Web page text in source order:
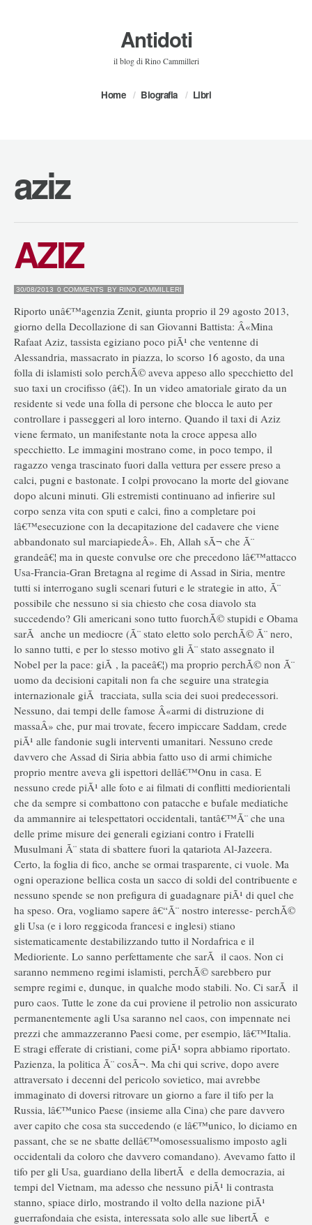
Antidoti
il blog di Rino Cammilleri
Home Biografia Libri
aziz
AZIZ
30/08/2013 0 COMMENTS BY RINO.CAMMILLERI
Riporto unâ€™agenzia Zenit, giunta proprio il 29 agosto 2013,
giorno della Decollazione di san Giovanni Battista: Â«Mina
Rafaat Aziz, tassista egiziano poco piÃ¹ che ventenne di
Alessandria, massacrato in piazza, lo scorso 16 agosto, da una
folla di islamisti solo perchÃ© aveva appeso allo specchietto del
suo taxi un crocifisso (â€¦). In un video amatoriale girato da un
residente si vede una folla di persone che blocca le auto per
controllare i passeggeri al loro interno. Quando il taxi di Aziz
viene fermato, un manifestante nota la croce appesa allo
specchietto. Le immagini mostrano come, in poco tempo, il
ragazzo venga trascinato fuori dalla vettura per essere preso a
calci, pugni e bastonate. I colpi provocano la morte del giovane
dopo alcuni minuti. Gli estremisti continuano ad infierire sul
corpo senza vita con sputi e calci, fino a completare poi
lâ€™esecuzione con la decapitazione del cadavere che viene
abbandonato sul marciapiedeÂ». Eh, Allah sÃ¬ che Ã¨
grandeâ€¦ ma in queste convulse ore che precedono lâ€™attacco
Usa-Francia-Gran Bretagna al regime di Assad in Siria, mentre
tutti si interrogano sugli scenari futuri e le strategie in atto, Ã¨
possibile che nessuno si sia chiesto che cosa diavolo sta
succedendo? Gli americani sono tutto fuorchÃ© stupidi e Obama
sarÃ anche un mediocre (Ã¨ stato eletto solo perchÃ© Ã¨ nero,
lo sanno tutti, e per lo stesso motivo gli Ã¨ stato assegnato il
Nobel per la pace: giÃ , la paceâ€¦) ma proprio perchÃ© non Ã¨
uomo da decisioni capitali non fa che seguire una strategia
internazionale giÃ tracciata, sulla scia dei suoi predecessori.
Nessuno, dai tempi delle famose Â«armi di distruzione di
massaÂ» che, pur mai trovate, fecero impiccare Saddam, crede
piÃ¹ alle fandonie sugli interventi umanitari. Nessuno crede
davvero che Assad di Siria abbia fatto uso di armi chimiche
proprio mentre aveva gli ispettori dellâ€™Onu in casa. E
nessuno crede piÃ¹ alle foto e ai filmati di conflitti mediorientali
che da sempre si combattono con patacche e bufale mediatiche
da ammannire ai telespettatori occidentali, tantâ€™Ã¨ che una
delle prime misure dei generali egiziani contro i Fratelli
Musulmani Ã¨ stata di sbattere fuori la qatariota Al-Jazeera.
Certo, la foglia di fico, anche se ormai trasparente, ci vuole. Ma
ogni operazione bellica costa un sacco di soldi del contribuente e
nessuno spende se non prefigura di guadagnare piÃ¹ di quel che
ha speso. Ora, vogliamo sapere â€“Ã¨ nostro interesse- perchÃ©
gli Usa (e i loro reggicoda francesi e inglesi) stiano
sistematicamente destabilizzando tutto il Nordafrica e il
Medioriente. Lo sanno perfettamente che sarÃ il caos. Non ci
saranno nemmeno regimi islamisti, perchÃ© sarebbero pur
sempre regimi e, dunque, in qualche modo stabili. No. Ci sarÃ il
puro caos. Tutte le zone da cui proviene il petrolio non assicurato
permanentemente agli Usa saranno nel caos, con impennate nei
prezzi che ammazzeranno Paesi come, per esempio, lâ€™Italia.
E stragi efferate di cristiani, come piÃ¹ sopra abbiamo riportato.
Pazienza, la politica Ã¨ cosÃ¬. Ma chi qui scrive, dopo avere
attraversato i decenni del pericolo sovietico, mai avrebbe
immaginato di doversi ritrovare un giorno a fare il tifo per la
Russia, lâ€™unico Paese (insieme alla Cina) che pare davvero
aver capito che cosa sta succedendo (e lâ€™unico, lo diciamo en
passant, che se ne sbatte dellâ€™omosessualismo imposto agli
occidentali da coloro che davvero comandano). Avevamo fatto il
tifo per gli Usa, guardiano della libertÃ e della democrazia, ai
tempi del Vietnam, ma adesso che nessuno piÃ¹ li contrasta
stanno, spiace dirlo, mostrando il volto della nazione piÃ¹
guerrafondaia che esista, interessata solo alle sue libertÃ e